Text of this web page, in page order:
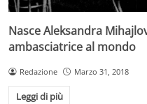
Nasce Aleksandra
ambasciatrice al mondo
Redazione Marzo 31, 2018
Leggi di più